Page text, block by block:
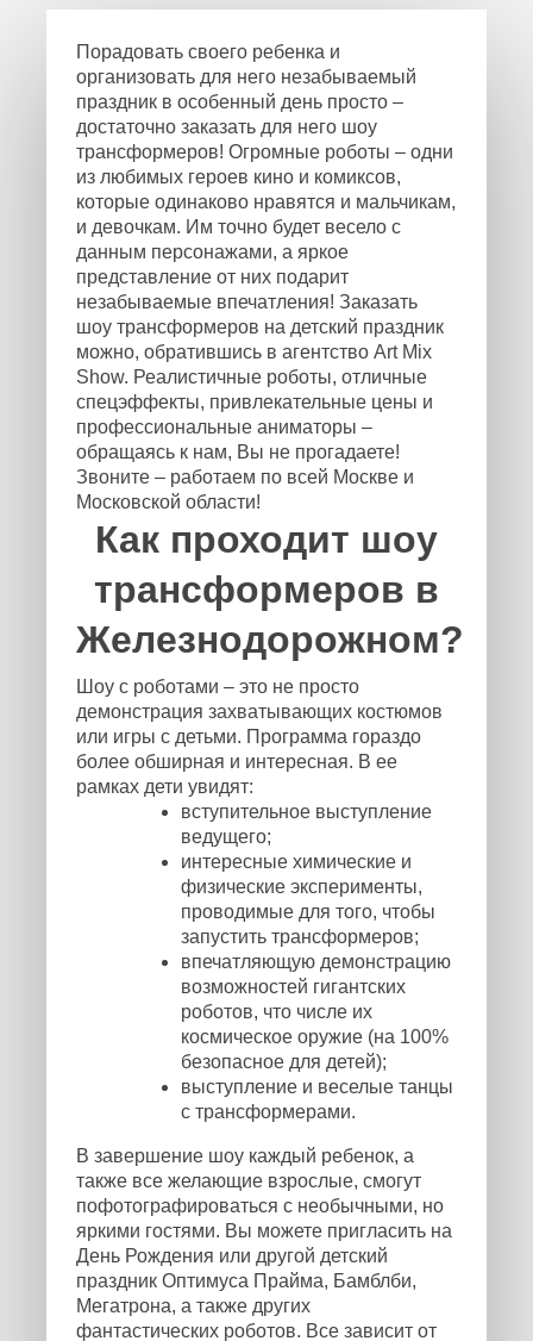
Порадовать своего ребенка и
организовать для него незабываемый
праздник в особенный день просто –
достаточно заказать для него шоу
трансформеров! Огромные роботы – одни
из любимых героев кино и комиксов,
которые одинаково нравятся и мальчикам,
и девочкам. Им точно будет весело с
данным персонажами, а яркое
представление от них подарит
незабываемые впечатления! Заказать
шоу трансформеров на детский праздник
можно, обратившись в агентство Art Mix
Show. Реалистичные роботы, отличные
спецэффекты, привлекательные цены и
профессиональные аниматоры –
обращаясь к нам, Вы не прогадаете!
Звоните – работаем по всей Москве и
Московской области!
Как проходит шоу
трансформеров в
Железнодорожном?
Шоу с роботами – это не просто
демонстрация захватывающих костюмов
или игры с детьми. Программа гораздо
более обширная и интересная. В ее
рамках дети увидят:
вступительное выступление
ведущего;
интересные химические и
физические эксперименты,
проводимые для того, чтобы
запустить трансформеров;
впечатляющую демонстрацию
возможностей гигантских
роботов, что числе их
космическое оружие (на 100%
безопасное для детей);
выступление и веселые танцы
с трансформерами.
В завершение шоу каждый ребенок, а
также все желающие взрослые, смогут
пофотографироваться с необычными, но
яркими гостями. Вы можете пригласить на
День Рождения или другой детский
праздник Оптимуса Прайма, Бамблби,
Мегатрона, а также других
фантастических роботов. Все зависит от